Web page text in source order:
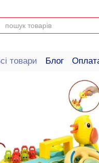
товари Блог